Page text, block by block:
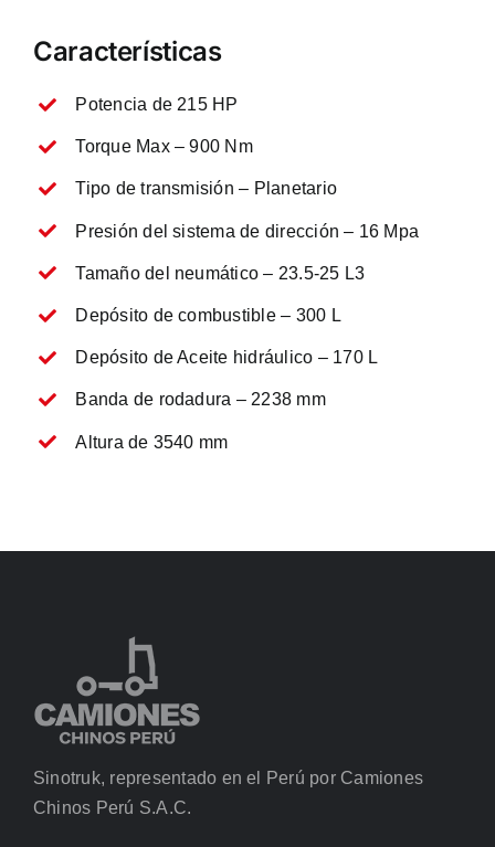
Características
Potencia de 215 HP
Torque Max – 900 Nm
Tipo de transmisión – Planetario
Presión del sistema de dirección – 16 Mpa
Tamaño del neumático – 23.5-25 L3
Depósito de combustible – 300 L
Depósito de Aceite hidráulico – 170 L
Banda de rodadura – 2238 mm
Altura de 3540 mm
Sinotruk, representado en el Perú por Camiones
Chinos Perú S.A.C.